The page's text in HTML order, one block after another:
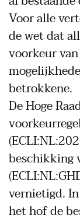
Voor alle
de wet dat
voorkeur
betrokkene.
De Hoge
beschikking
vernietigd.
het hof de